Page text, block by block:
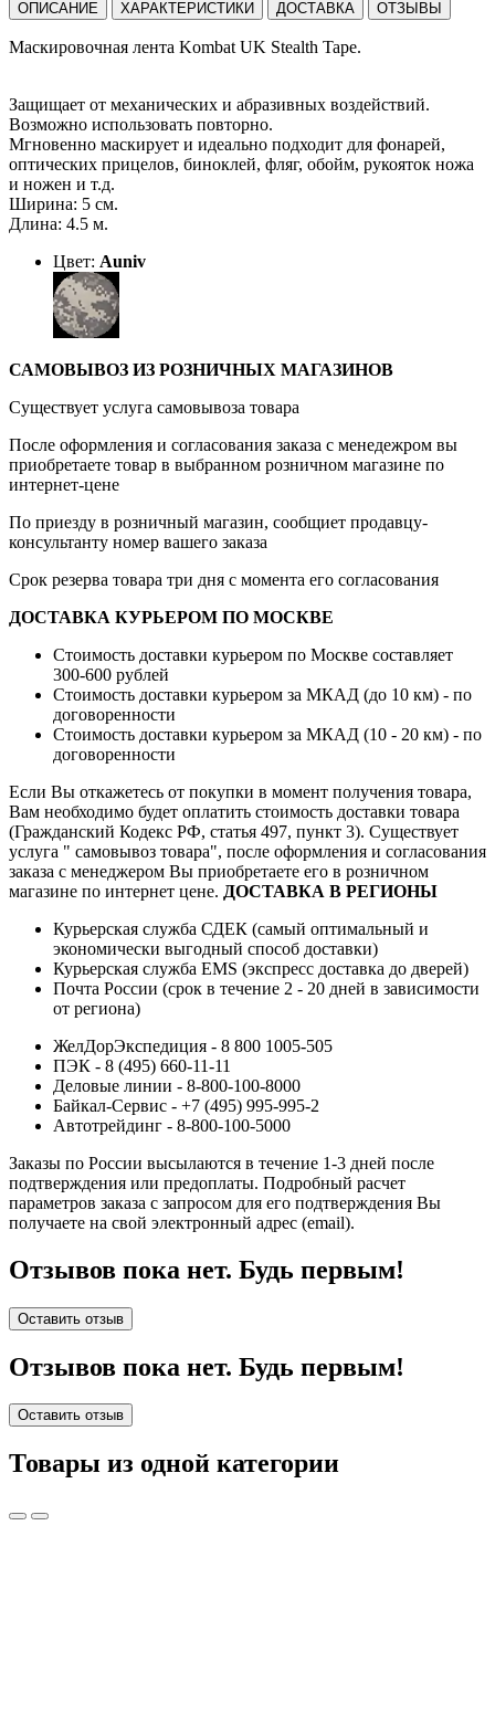
ОПИСАНИЕ ХАРАКТЕРИСТИКИ ДОСТАВКА ОТЗЫВЫ
Маскировочная лента Kombat UK Stealth Tape.
Защищает от механических и абразивных воздействий.
Возможно использовать повторно.
Мгновенно маскирует и идеально подходит для фонарей,
оптических прицелов, биноклей, фляг, обойм, рукояток ножа
и ножен и т.д.
Ширина: 5 см.
Длина: 4.5 м.
Цвет: Auniv
САМОВЫВОЗ ИЗ РОЗНИЧНЫХ МАГАЗИНОВ
Существует услуга самовывоза товара
После оформления и согласования заказа с менедежром вы
приобретаете товар в выбранном розничном магазине по
интернет-цене
По приезду в розничный магазин, сообщиет продавцу-
консультанту номер вашего заказа
Срок резерва товара три дня с момента его согласования
ДОСТАВКА КУРЬЕРОМ ПО МОСКВЕ
Стоимость доставки курьером по Москве составляет
300-600 рублей
Стоимость доставки курьером за МКАД (до 10 км) - по
договоренности
Стоимость доставки курьером за МКАД (10 - 20 км) - по
договоренности
Если Вы откажетесь от покупки в момент получения товара,
Вам необходимо будет оплатить стоимость доставки товара
(Гражданский Кодекс РФ, статья 497, пункт 3). Существует
услуга " самовывоз товара", после оформления и согласования
заказа с менеджером Вы приобретаете его в розничном
магазине по интернет цене. ДОСТАВКА В РЕГИОНЫ
Курьерская служба СДЕК (самый оптимальный и
экономически выгодный способ доставки)
Курьерская служба EMS (экспресс доставка до дверей)
Почта России (срок в течение 2 - 20 дней в зависимости
от региона)
ЖелДорЭкспедиция - 8 800 1005-505
ПЭК - 8 (495) 660-11-11
Деловые линии - 8-800-100-8000
Байкал-Сервис - +7 (495) 995-995-2
Автотрейдинг - 8-800-100-5000
Заказы по России высылаются в течение 1-3 дней после
подтверждения или предоплаты. Подробный расчет
параметров заказа с запросом для его подтверждения Вы
получаете на свой электронный адрес (email).
Отзывов пока нет. Будь первым!
Оставить отзыв
Отзывов пока нет. Будь первым!
Оставить отзыв
Товары из одной категории